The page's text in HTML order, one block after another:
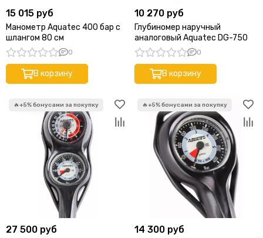
15 015 руб
Манометр Aquatec 400 бар с
шлангом 80 см
0
В корзину
10 270 руб
Глубиномер наручный
аналоговый Aquatec DG-750
0
В корзину
27 500 руб 14 300 руб